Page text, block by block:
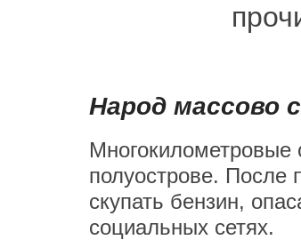
Народ массово
полуострове. После
скупать бензин,
социальных сетях.